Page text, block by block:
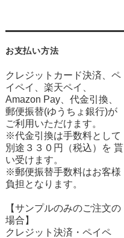
お支払い方法
クレジットカード決済、ペ
イペイ、楽天ペイ、
Amazon Pay、代金引換、
郵便振替(ゆうちょ銀行)が
ご利用いただけます。
※代金引換は手数料として
別途３３０円（税込）を 貰
い受けます。
※郵便振替手数料はお客様
負担となります。
【サンプルのみのご注文の
場合】
クレジット決済・ペイペ